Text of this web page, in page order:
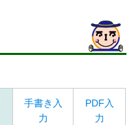
手書き入
力
PDF入
力